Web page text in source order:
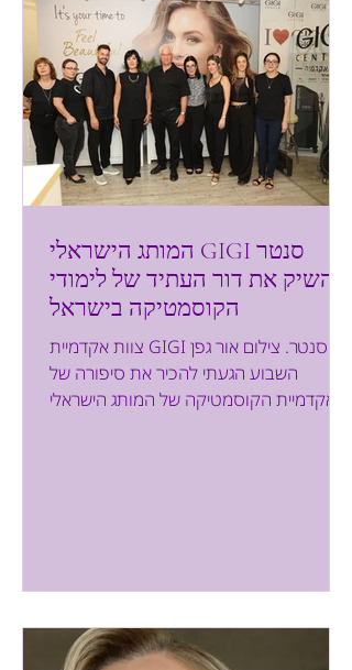
המותג הישראלי GIGI סנטר
השיק את דור העתיד של לימודי
הקוסמטיקה בישראל
צוות אקדמיית GIGI סנטר. צילום אור גפן
השבוע הגעתי להכיר את סיפורה של
אקדמיית הקוסמטיקה של המותג הישראלי